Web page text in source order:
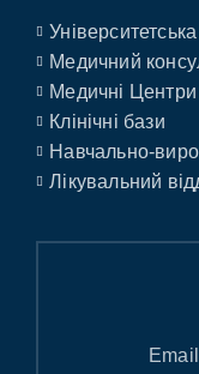
Університетська
Медичний
Медичні Центри
Клінічні бази
Навчально-
Лікувальний